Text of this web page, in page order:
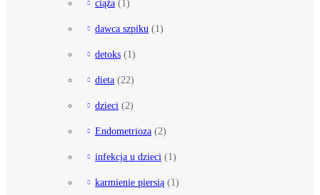
ciąża (1)
dawca szpiku (1)
detoks (1)
dieta (22)
dzieci (2)
Endometrioza (2)
infekcja u dzieci (1)
karmienie piersią (1)